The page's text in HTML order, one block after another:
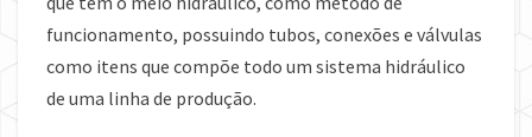
funcionamento, possuindo tubos, conexões e válvulas
como itens que compõe todo um sistema hidráulico
de uma linha de produção.